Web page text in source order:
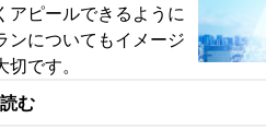
アピールできるように
ンについてもイメージ
です。
む